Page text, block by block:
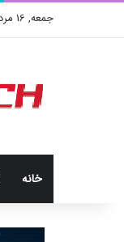
جمعه, 16 مرداد 1405
خانه